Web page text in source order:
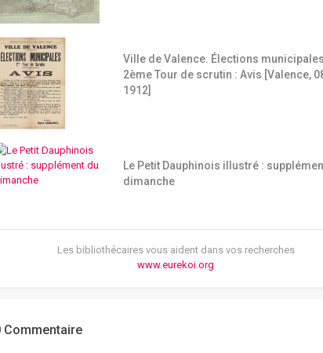
Ville de Valence. Élections
2ème Tour de scrutin : Avis [Valence,
1912]
Le Petit Dauphinois illustré :
dimanche
Les bibliothécaires vous aident dans vos recherches
www.eurekoi.org
Commentaire